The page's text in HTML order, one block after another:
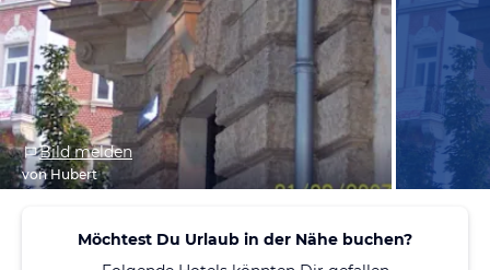
Bild melden
von Hubert
Möchtest Du Urlaub in der Nähe buchen?